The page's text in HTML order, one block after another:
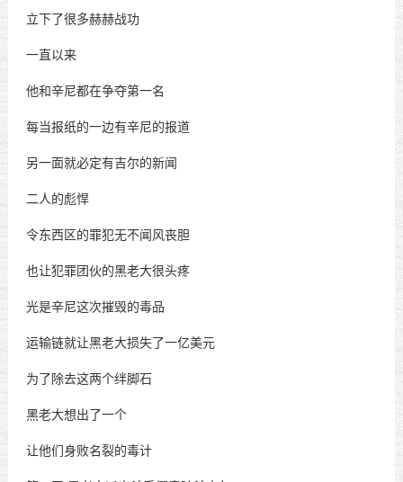
立下了很多赫赫战功
一直以来
他和辛尼都在争夺第一名
每当报纸的一边有辛尼的报道
另一面就必定有吉尔的新闻
二人的彪悍
令东西区的罪犯无不闻风丧胆
也让犯罪团伙的黑老大很头疼
光是辛尼这次摧毁的毒品
运输链就让黑老大损失了一亿美元
为了除去这两个绊脚石
黑老大想出了一个
让他们身败名裂的毒计